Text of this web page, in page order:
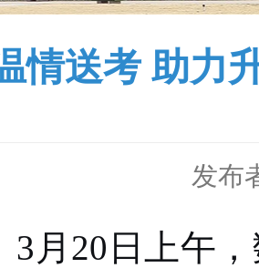
情送考 助力
发布
3月20日上午